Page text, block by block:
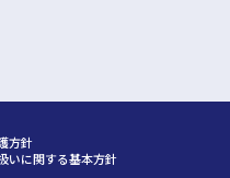
方針
いに関する基本方針